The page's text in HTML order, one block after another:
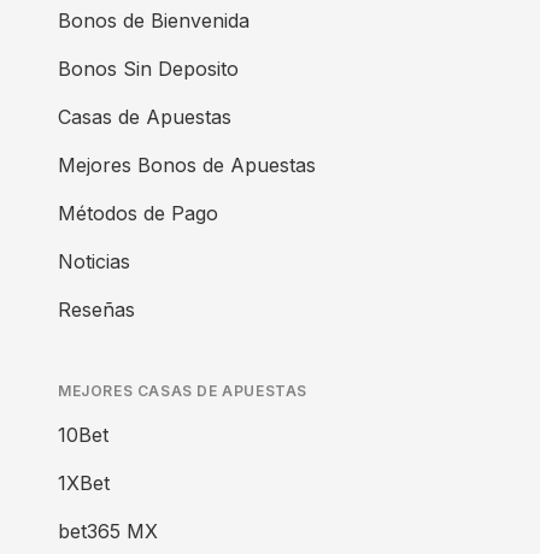
Bonos de Bienvenida
Bonos Sin Deposito
Casas de Apuestas
Mejores Bonos de Apuestas
Métodos de Pago
Noticias
Reseñas
MEJORES CASAS DE APUESTAS
10Bet
1XBet
bet365 MX